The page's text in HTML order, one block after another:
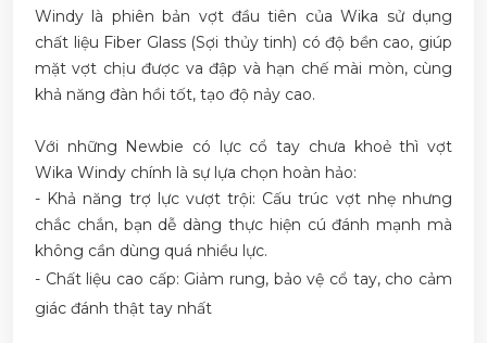
Windy là phiên bản vợt đầu tiên của Wika sử dụng
chất liệu Fiber Glass (Sợi thủy tinh) có độ bền cao, giúp
mặt vợt chịu được va đập và hạn chế mài mòn, cùng
khả năng đàn hồi tốt, tạo độ nảy cao.
Với những Newbie có lực cổ tay chưa khoẻ thì vợt
Wika Windy chính là sự lựa chọn hoàn hảo:
- Khả năng trợ lực vượt trội: Cấu trúc vợt nhẹ nhưng
chắc chắn, bạn dễ dàng thực hiện cú đánh mạnh mà
không cần dùng quá nhiều lực.
- Chất liệu cao cấp: Giảm rung, bảo vệ cổ tay, cho cảm
giác đánh thật tay nhất